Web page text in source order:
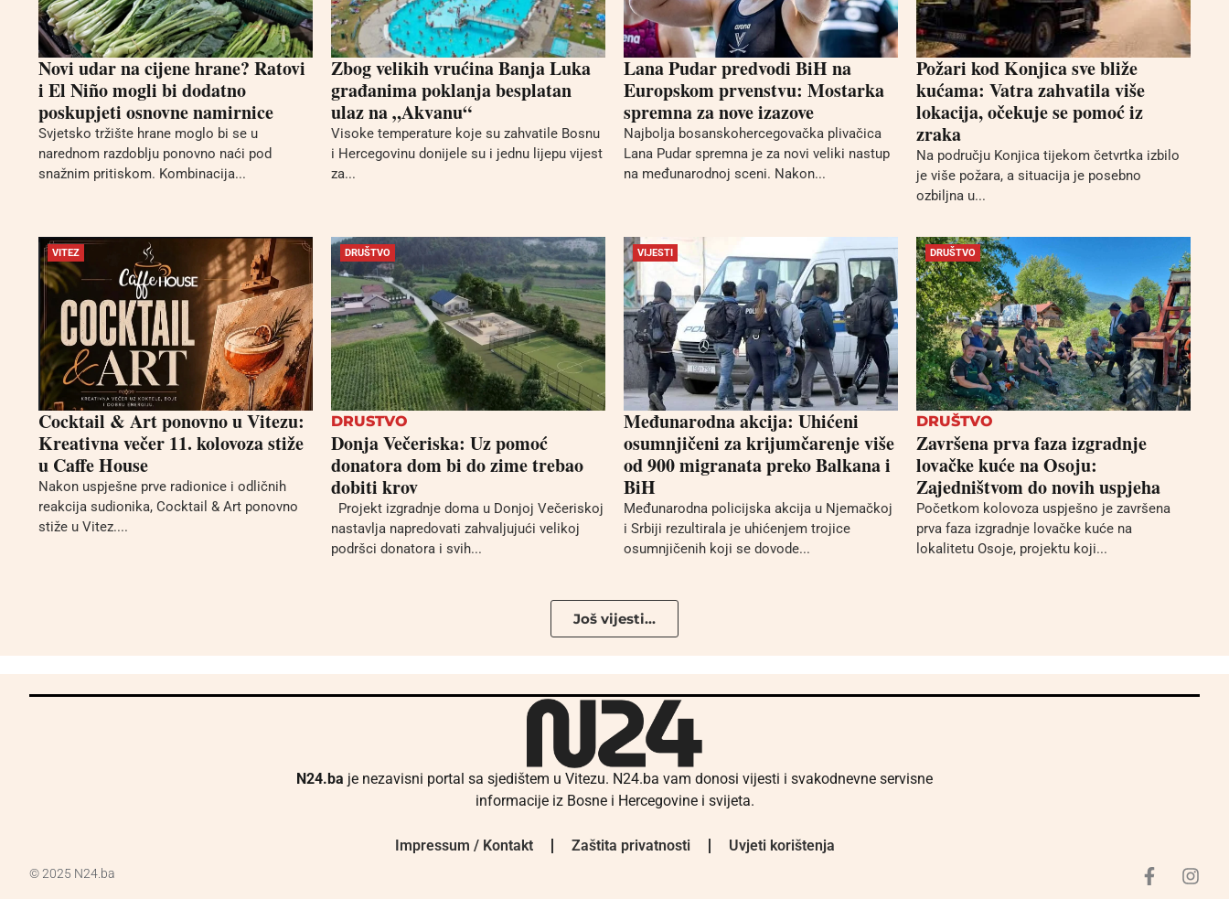
Novi udar na cijene hrane? Ratovi
i El Niño mogli bi dodatno
poskupjeti osnovne namirnice
Svjetsko tržište hrane moglo bi se u
narednom razdoblju ponovno naći pod
snažnim pritiskom. Kombinacija...
Zbog velikih vrućina Banja Luka
građanima poklanja besplatan
ulaz na „Akvanu“
Visoke temperature koje su zahvatile Bosnu
i Hercegovinu donijele su i jednu lijepu vijest
za...
Lana Pudar predvodi BiH na
Europskom prvenstvu: Mostarka
spremna za nove izazove
Najbolja bosanskohercegovačka plivačica
Lana Pudar spremna je za novi veliki nastup
na međunarodnoj sceni. Nakon...
Požari kod Konjica sve bliže
kućama: Vatra zahvatila više
lokacija, očekuje se pomoć iz
zraka
Na području Konjica tijekom četvrtka izbilo
je više požara, a situacija je posebno
ozbiljna u...
VITEZ
Cocktail & Art ponovno u Vitezu:
Kreativna večer 11. kolovoza stiže
u Caffe House
Nakon uspješne prve radionice i odličnih
reakcija sudionika, Cocktail & Art ponovno
stiže u Vitez....
DRUŠTVO
DRUSTVO
Donja Večeriska: Uz pomoć
donatora dom bi do zime trebao
dobiti krov
Projekt izgradnje doma u Donjoj Večeriskoj
nastavlja napredovati zahvaljujući velikoj
podršci donatora i svih...
VIJESTI
Međunarodna akcija: Uhićeni
osumnjičeni za krijumčarenje više
od 900 migranata preko Balkana i
BiH
Međunarodna policijska akcija u Njemačkoj
i Srbiji rezultirala je uhićenjem trojice
osumnjičenih koji se dovode...
DRUŠTVO
DRUŠTVO
Završena prva faza izgradnje
lovačke kuće na Osoju:
Zajedništvom do novih uspjeha
Početkom kolovoza uspješno je završena
prva faza izgradnje lovačke kuće na
lokalitetu Osoje, projektu koji...
Još vijesti...
N24.ba je nezavisni portal sa sjedištem u Vitezu. N24.ba vam donosi vijesti i svakodnevne servisne
informacije iz Bosne i Hercegovine i svijeta.
Impressum / Kontakt Zaštita privatnosti Uvjeti korištenja
© 2025 N24.ba